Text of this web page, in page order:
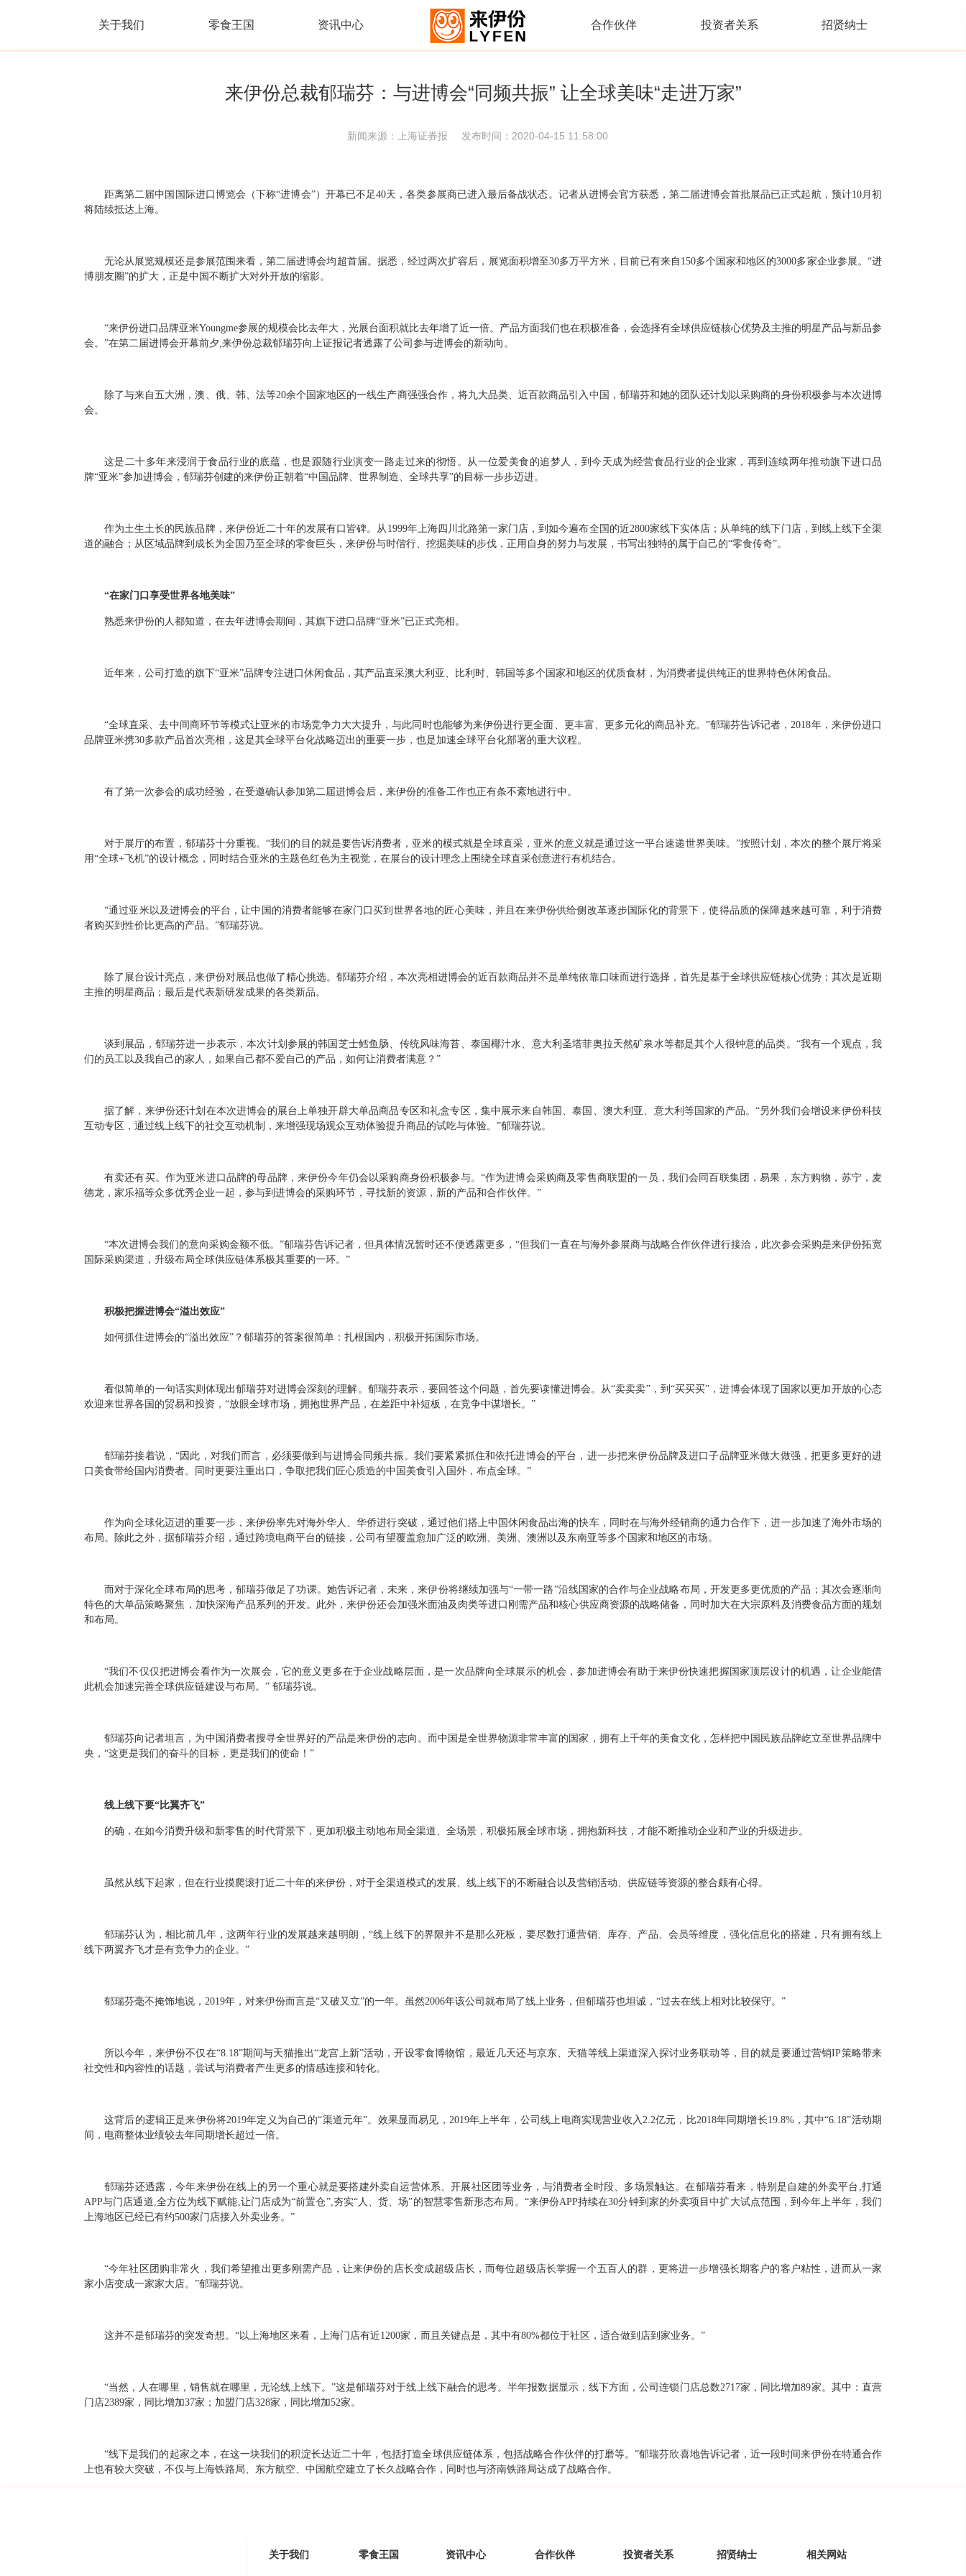
关于我们 零食王国 资讯中心 合作伙伴 投资者关系 招贤纳士
来伊份总裁郁瑞芬：与进博会“同频共振” 让全球美味“走进万家”
新闻来源： 上海证券报 发布时间： 2020-04-15 11:58:00
距离第二届中国国际进口博览会（下称“进博会”）开幕已不足40天，各类参展商已进入最后备战状态。记者从进博会官方获悉，第二届进博会首批展品已正式起航，预计10月初
将陆续抵达上海。
无论从展览规模还是参展范围来看，第二届进博会均超首届。据悉，经过两次扩容后，展览面积增至30多万平方米，目前已有来自150多个国家和地区的3000多家企业参展。“进
博朋友圈”的扩大，正是中国不断扩大对外开放的缩影。
“来伊份进口品牌亚米Youngme参展的规模会比去年大，光展台面积就比去年增了近一倍。产品方面我们也在积极准备，会选择有全球供应链核心优势及主推的明星产品与新品参
会。”在第二届进博会开幕前夕,来伊份总裁郁瑞芬向上证报记者透露了公司参与进博会的新动向。
除了与来自五大洲，澳、俄、韩、法等20余个国家地区的一线生产商强强合作，将九大品类、近百款商品引入中国，郁瑞芬和她的团队还计划以采购商的身份积极参与本次进博
会。
这是二十多年来浸润于食品行业的底蕴，也是跟随行业演变一路走过来的彻悟。从一位爱美食的追梦人，到今天成为经营食品行业的企业家，再到连续两年推动旗下进口品
牌“亚米”参加进博会，郁瑞芬创建的来伊份正朝着“中国品牌、世界制造、全球共享”的目标一步步迈进。
作为土生土长的民族品牌，来伊份近二十年的发展有口皆碑。从1999年上海四川北路第一家门店，到如今遍布全国的近2800家线下实体店；从单纯的线下门店，到线上线下全渠
道的融合；从区域品牌到成长为全国乃至全球的零食巨头，来伊份与时偕行、挖掘美味的步伐，正用自身的努力与发展，书写出独特的属于自己的“零食传奇”。
“在家门口享受世界各地美味”
熟悉来伊份的人都知道，在去年进博会期间，其旗下进口品牌“亚米”已正式亮相。
近年来，公司打造的旗下“亚米”品牌专注进口休闲食品，其产品直采澳大利亚、比利时、韩国等多个国家和地区的优质食材，为消费者提供纯正的世界特色休闲食品。
“全球直采、去中间商环节等模式让亚米的市场竞争力大大提升，与此同时也能够为来伊份进行更全面、更丰富、更多元化的商品补充。”郁瑞芬告诉记者，2018年，来伊份进口
品牌亚米携30多款产品首次亮相，这是其全球平台化战略迈出的重要一步，也是加速全球平台化部署的重大议程。
有了第一次参会的成功经验，在受邀确认参加第二届进博会后，来伊份的准备工作也正有条不紊地进行中。
对于展厅的布置，郁瑞芬十分重视。“我们的目的就是要告诉消费者，亚米的模式就是全球直采，亚米的意义就是通过这一平台速递世界美味。”按照计划，本次的整个展厅将采
用“全球+飞机”的设计概念，同时结合亚米的主题色红色为主视觉，在展台的设计理念上围绕全球直采创意进行有机结合。
“通过亚米以及进博会的平台，让中国的消费者能够在家门口买到世界各地的匠心美味，并且在来伊份供给侧改革逐步国际化的背景下，使得品质的保障越来越可靠，利于消费
者购买到性价比更高的产品。”郁瑞芬说。
除了展台设计亮点，来伊份对展品也做了精心挑选。郁瑞芬介绍，本次亮相进博会的近百款商品并不是单纯依靠口味而进行选择，首先是基于全球供应链核心优势；其次是近期
主推的明星商品；最后是代表新研发成果的各类新品。
谈到展品，郁瑞芬进一步表示，本次计划参展的韩国芝士鳕鱼肠、传统风味海苔、泰国椰汁水、意大利圣塔菲奥拉天然矿泉水等都是其个人很钟意的品类。“我有一个观点，我
们的员工以及我自己的家人，如果自己都不爱自己的产品，如何让消费者满意？”
据了解，来伊份还计划在本次进博会的展台上单独开辟大单品商品专区和礼盒专区，集中展示来自韩国、泰国、澳大利亚、意大利等国家的产品。“另外我们会增设来伊份科技
互动专区，通过线上线下的社交互动机制，来增强现场观众互动体验提升商品的试吃与体验。”郁瑞芬说。
有卖还有买。作为亚米进口品牌的母品牌，来伊份今年仍会以采购商身份积极参与。“作为进博会采购商及零售商联盟的一员，我们会同百联集团，易果，东方购物，苏宁，麦
德龙，家乐福等众多优秀企业一起，参与到进博会的采购环节，寻找新的资源，新的产品和合作伙伴。”
“本次进博会我们的意向采购金额不低。”郁瑞芬告诉记者，但具体情况暂时还不便透露更多，“但我们一直在与海外参展商与战略合作伙伴进行接洽，此次参会采购是来伊份拓宽
国际采购渠道，升级布局全球供应链体系极其重要的一环。”
积极把握进博会“溢出效应”
如何抓住进博会的“溢出效应”？郁瑞芬的答案很简单：扎根国内，积极开拓国际市场。
看似简单的一句话实则体现出郁瑞芬对进博会深刻的理解。郁瑞芬表示，要回答这个问题，首先要读懂进博会。从“卖卖卖”，到“买买买”，进博会体现了国家以更加开放的心态
欢迎来世界各国的贸易和投资，“放眼全球市场，拥抱世界产品，在差距中补短板，在竞争中谋增长。”
郁瑞芬接着说，“因此，对我们而言，必须要做到与进博会同频共振。我们要紧紧抓住和依托进博会的平台，进一步把来伊份品牌及进口子品牌亚米做大做强，把更多更好的进
口美食带给国内消费者。同时更要注重出口，争取把我们匠心质造的中国美食引入国外，布点全球。”
作为向全球化迈进的重要一步，来伊份率先对海外华人、华侨进行突破，通过他们搭上中国休闲食品出海的快车，同时在与海外经销商的通力合作下，进一步加速了海外市场的
布局。除此之外，据郁瑞芬介绍，通过跨境电商平台的链接，公司有望覆盖愈加广泛的欧洲、美洲、澳洲以及东南亚等多个国家和地区的市场。
而对于深化全球布局的思考，郁瑞芬做足了功课。她告诉记者，未来，来伊份将继续加强与“一带一路”沿线国家的合作与企业战略布局，开发更多更优质的产品；其次会逐渐向
特色的大单品策略聚焦，加快深海产品系列的开发。此外，来伊份还会加强米面油及肉类等进口刚需产品和核心供应商资源的战略储备，同时加大在大宗原料及消费食品方面的规划
和布局。
“我们不仅仅把进博会看作为一次展会，它的意义更多在于企业战略层面，是一次品牌向全球展示的机会，参加进博会有助于来伊份快速把握国家顶层设计的机遇，让企业能借
此机会加速完善全球供应链建设与布局。” 郁瑞芬说。
郁瑞芬向记者坦言，为中国消费者搜寻全世界好的产品是来伊份的志向。而中国是全世界物源非常丰富的国家，拥有上千年的美食文化，怎样把中国民族品牌屹立至世界品牌中
央，“这更是我们的奋斗的目标，更是我们的使命！”
线上线下要“比翼齐飞”
的确，在如今消费升级和新零售的时代背景下，更加积极主动地布局全渠道、全场景，积极拓展全球市场，拥抱新科技，才能不断推动企业和产业的升级进步。
虽然从线下起家，但在行业摸爬滚打近二十年的来伊份，对于全渠道模式的发展、线上线下的不断融合以及营销活动、供应链等资源的整合颇有心得。
郁瑞芬认为，相比前几年，这两年行业的发展越来越明朗，“线上线下的界限并不是那么死板，要尽数打通营销、库存、产品、会员等维度，强化信息化的搭建，只有拥有线上
线下两翼齐飞才是有竞争力的企业。”
郁瑞芬毫不掩饰地说，2019年，对来伊份而言是“又破又立”的一年。虽然2006年该公司就布局了线上业务，但郁瑞芬也坦诚，“过去在线上相对比较保守。”
所以今年，来伊份不仅在“8.18”期间与天猫推出“龙宫上新”活动，开设零食博物馆，最近几天还与京东、天猫等线上渠道深入探讨业务联动等，目的就是要通过营销IP策略带来
社交性和内容性的话题，尝试与消费者产生更多的情感连接和转化。
这背后的逻辑正是来伊份将2019年定义为自己的“渠道元年”。效果显而易见，2019年上半年，公司线上电商实现营业收入2.2亿元，比2018年同期增长19.8%，其中“6.18”活动期
间，电商整体业绩较去年同期增长超过一倍。
郁瑞芬还透露，今年来伊份在线上的另一个重心就是要搭建外卖自运营体系、开展社区团等业务，与消费者全时段、多场景触达。在郁瑞芬看来，特别是自建的外卖平台,打通
APP与门店通道,全方位为线下赋能,让门店成为“前置仓”,夯实“人、货、场”的智慧零售新形态布局。“来伊份APP持续在30分钟到家的外卖项目中扩大试点范围，到今年上半年，我们
上海地区已经已有约500家门店接入外卖业务。”
“今年社区团购非常火，我们希望推出更多刚需产品，让来伊份的店长变成超级店长，而每位超级店长掌握一个五百人的群，更将进一步增强长期客户的客户粘性，进而从一家
家小店变成一家家大店。”郁瑞芬说。
这并不是郁瑞芬的突发奇想。“以上海地区来看，上海门店有近1200家，而且关键点是，其中有80%都位于社区，适合做到店到家业务。”
“当然，人在哪里，销售就在哪里，无论线上线下。”这是郁瑞芬对于线上线下融合的思考。半年报数据显示，线下方面，公司连锁门店总数2717家，同比增加89家。其中：直营
门店2389家，同比增加37家；加盟门店328家，同比增加52家。
“线下是我们的起家之本，在这一块我们的积淀长达近二十年，包括打造全球供应链体系，包括战略合作伙伴的打磨等。”郁瑞芬欣喜地告诉记者，近一段时间来伊份在特通合作
上也有较大突破，不仅与上海铁路局、东方航空、中国航空建立了长久战略合作，同时也与济南铁路局达成了战略合作。
关于我们 零食王国 资讯中心 合作伙伴 投资者关系 招贤纳士 相关网站